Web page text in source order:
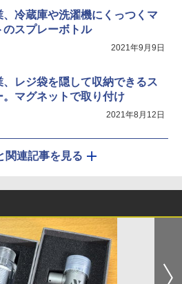
、冷蔵庫や洗濯機にくっつくマ
のスプレーボトル
2021年9月9日
、レジ袋を隠して収納できるス
。マグネットで取り付け
2021年8月12日
関連記事を見る